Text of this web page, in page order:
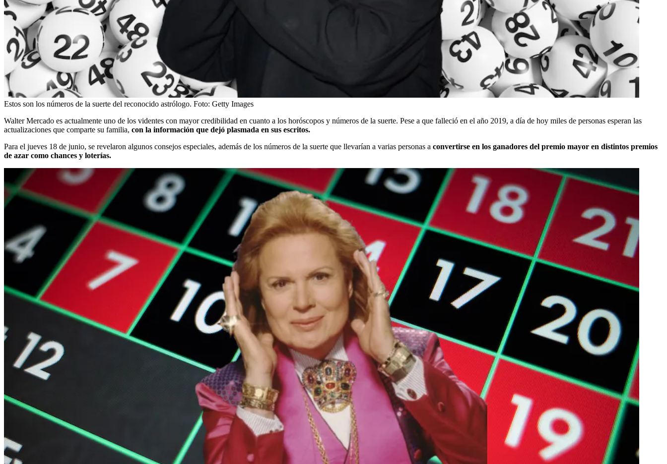
Estos son los números de la suerte del reconocido astrólogo. Foto: Getty Images
Walter Mercado es actualmente uno de los videntes con mayor credibilidad en cuanto a los horóscopos y números de la suerte. Pese a que falleció en el año 2019, a día de hoy miles de personas esperan las
actualizaciones que comparte su familia, con la información que dejó plasmada en sus escritos.
Para el jueves 18 de junio, se revelaron algunos consejos especiales, además de los números de la suerte que llevarían a varias personas a convertirse en los ganadores del premio mayor en distintos premios
de azar como chances y loterías.